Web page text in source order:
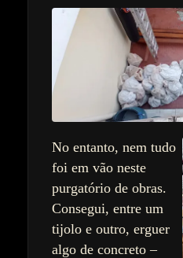
No entanto, nem tudo
foi em vão neste
purgatório de obras.
Consegui, entre um
tijolo e outro, erguer
algo de concreto –